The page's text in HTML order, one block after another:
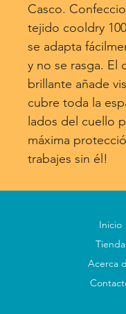
Casco.
tejido cooldry
se adapta
y no se rasga. El
brillante añade
cubre toda la
lados del cuello
máxima
trabajes sin él!
Inicio
Tienda
Acerca